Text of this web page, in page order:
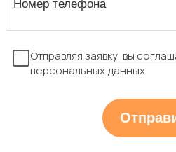
Отправляя заявку, вы
персональных данных